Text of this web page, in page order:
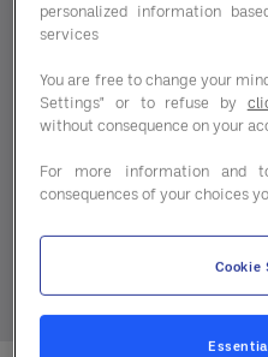
transformation ? Une
l’accompagnement
du magazine, vous
d'enseignements et
personalized information
services
You are free to change your
Settings" or to refuse by
without consequence on your
For more information and
consequences of your choices
Cookie